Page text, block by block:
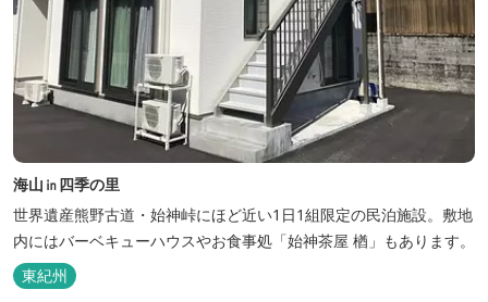
海山㏌四季の里
世界遺産熊野古道・始神峠にほど近い1日1組限定の民泊施設。敷地
内にはバーベキューハウスやお食事処「始神茶屋 楢」もあります。
東紀州